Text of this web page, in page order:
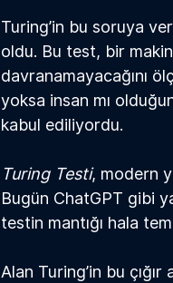
Turing’in bu soruya
oldu. Bu test, bir
davranamayacağını
yoksa insan mı
kabul ediliyordu.
Turing Testi, modern
Bugün ChatGPT gibi
testin mantığı hala
Alan Turing’in bu